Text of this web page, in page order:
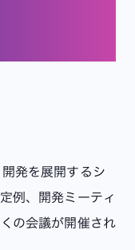
発を展開するシ
例、開発ミーティ
の会議が開催され